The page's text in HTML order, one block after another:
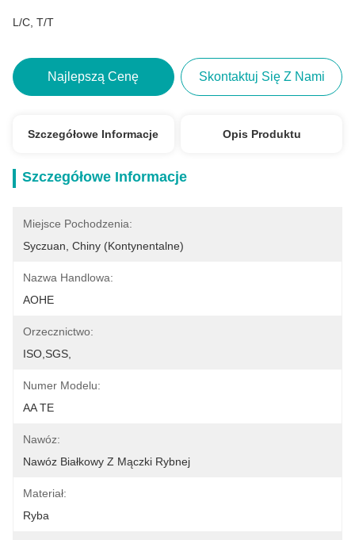
L/C, T/T
Najlepszą Cenę Skontaktuj Się Z Nami
Szczegółowe Informacje Opis Produktu
Szczegółowe Informacje
Miejsce Pochodzenia:
Syczuan, Chiny (kontynentalne)
Nazwa Handlowa:
AOHE
Orzecznictwo:
ISO,SGS,
Numer Modelu:
AA TE
Nawóz:
Nawóz Białkowy Z Mączki Rybnej
Materiał:
Ryba